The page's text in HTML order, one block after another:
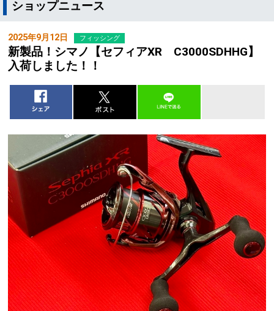
ショップニュース
2025年9月12日 フィッシング
新製品！シマノ【セフィアXR C3000SDHHG】
入荷しました！！